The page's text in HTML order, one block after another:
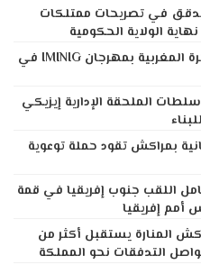
في تصريحات ممتلكات
الولاية الحكومية
أكادير تحتفي بقرن من الهجرة المغربية بمهرجان IMINIG في
الملحقة الإدارية إيزيكي
بمراكش تقود حملة توعوية
اللقب جنوب إفريقيا في قمة
أمم إفريقيا
مطار مراكش المنارة يستقبل أكثر من